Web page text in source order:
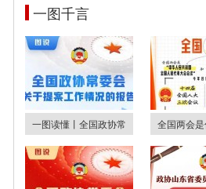
一图千言
一图读懂丨全国政协常 全国两会